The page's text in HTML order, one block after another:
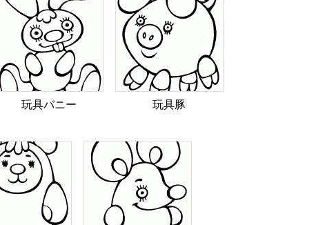
玩具バニー 玩具豚